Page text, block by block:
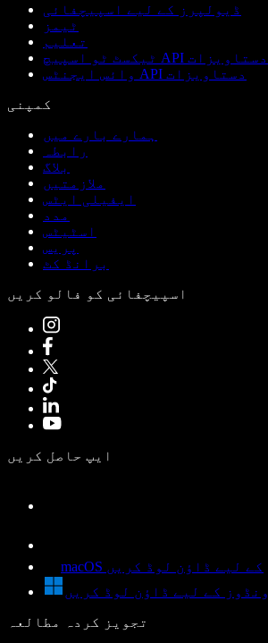
ڈیولپرز کے لیے اسپیچفائی
ٹیمز
تعلیم
ٹیکسٹ ٹو اسپیچ API دستاویزات
وائس ایجنٹس API دستاویزات
کمپنی
ہمارے بارے میں
رابطہ
بلاگ
ملازمتیں
ایفیلی ایٹس
مدد
اسٹیٹس
پریس
برانڈ کٹ
اسپیچفائی کو فالو کریں
ایپ حاصل کریں
macOS کے لیے ڈاؤن لوڈ کریں
ونڈوز کے لیے ڈاؤن لوڈ کریں
تجویز کردہ مطالعہ